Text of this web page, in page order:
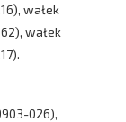
wałek
wałek
026),